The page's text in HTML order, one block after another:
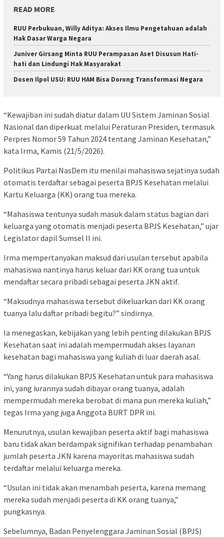
READ MORE
RUU Perbukuan, Willy Aditya: Akses Ilmu Pengetahuan adalah
Hak Dasar Warga Negara
Juniver Girsang Minta RUU Perampasan Aset Disusun Hati-
hati dan Lindungi Hak Masyarakat
Dosen Ilpol USU: RUU HAM Bisa Dorong Transformasi Negara
“Kewajiban ini sudah diatur dalam UU Sistem Jaminan Sosial
Nasional dan diperkuat melalui Peraturan Presiden, termasuk
Perpres Nomor 59 Tahun 2024 tentang Jaminan Kesehatan,”
kata Irma, Kamis (21/5/2026).
Politikus Partai NasDem itu menilai mahasiswa sejatinya sudah
otomatis terdaftar sebagai peserta BPJS Kesehatan melalui
Kartu Keluarga (KK) orang tua mereka.
“Mahasiswa tentunya sudah masuk dalam status bagian dari
keluarga yang otomatis menjadi peserta BPJS Kesehatan,” ujar
Legislator dapil Sumsel II ini.
Irma mempertanyakan maksud dari usulan tersebut apabila
mahasiswa nantinya harus keluar dari KK orang tua untuk
mendaftar secara pribadi sebagai peserta JKN aktif.
“Maksudnya mahasiswa tersebut dikeluarkan dari KK orang
tuanya lalu daftar pribadi begitu?” sindirnya.
Ia menegaskan, kebijakan yang lebih penting dilakukan BPJS
Kesehatan saat ini adalah mempermudah akses layanan
kesehatan bagi mahasiswa yang kuliah di luar daerah asal.
“Yang harus dilakukan BPJS Kesehatan untuk para mahasiswa
ini, yang iurannya sudah dibayar orang tuanya, adalah
mempermudah mereka berobat di mana pun mereka kuliah,”
tegas Irma yang juga Anggota BURT DPR ini.
Menurutnya, usulan kewajiban peserta aktif bagi mahasiswa
baru tidak akan berdampak signifikan terhadap penambahan
jumlah peserta JKN karena mayoritas mahasiswa sudah
terdaftar melalui keluarga mereka.
“Usulan ini tidak akan menambah peserta, karena memang
mereka sudah menjadi peserta di KK orang tuanya,”
pungkasnya.
Sebelumnya, Badan Penyelenggara Jaminan Sosial (BPJS)